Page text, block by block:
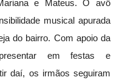
e Mateus. O avô
musical apurada
do bairro. Com apoio da
em festas e
daí, os irmãos seguiram